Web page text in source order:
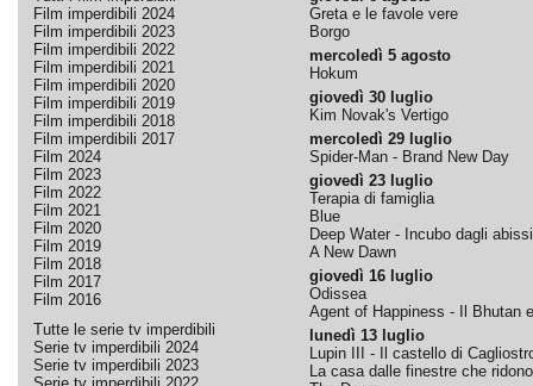
Film imperdibili 2024
Film imperdibili 2023
Film imperdibili 2022
Film imperdibili 2021
Film imperdibili 2020
Film imperdibili 2019
Film imperdibili 2018
Film imperdibili 2017
Film 2024
Film 2023
Film 2022
Film 2021
Film 2020
Film 2019
Film 2018
Film 2017
Film 2016
Tutte le serie tv imperdibili
Serie tv imperdibili 2024
Serie tv imperdibili 2023
Greta e le favole vere
Borgo
mercoledì 5 agosto
Hokum
giovedì 30 luglio
Kim Novak's Vertigo
mercoledì 29 luglio
Spider-Man - Brand New Day
giovedì 23 luglio
Terapia di famiglia
Blue
Deep Water - Incubo dagli abissi
A New Dawn
giovedì 16 luglio
Odissea
Agent of Happiness - Il Bhutan
lunedì 13 luglio
Lupin III - Il castello di
La casa dalle finestre che ridono